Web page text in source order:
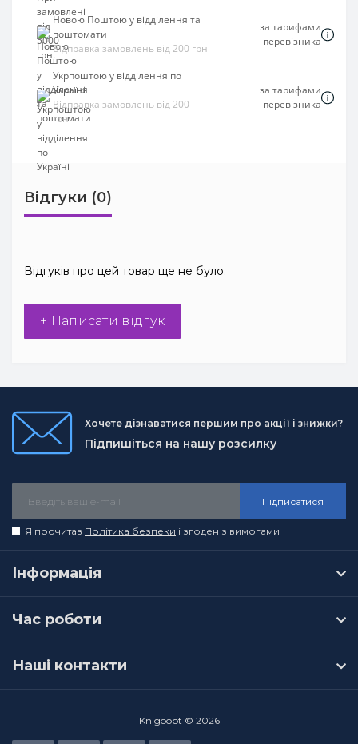
Новою Поштою у відділення та
поштомати
Відправка замовлень від 200 грн
за тарифами
перевізника
Укрпоштою у відділення по
Україні
Відправка замовлень від 200
грн
за тарифами
перевізника
Відгуки (0)
Відгуків про цей товар ще не було.
+ Написати відгук
Хочете дізнаватися першим про акції і знижки?
Підпишіться на нашу розсилку
Підписатися
Я прочитав Політика безпеки і згоден з вимогами
Інформація
Час роботи
Наші контакти
Knigoopt © 2026